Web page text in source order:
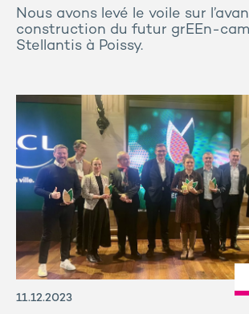
Nous avons levé le voile sur
construction du futur grEEn-
Stellantis à Poissy.
11.12.2023